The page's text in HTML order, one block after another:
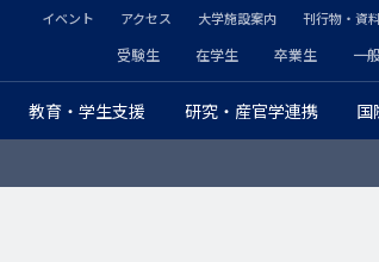
教育・学生支援 研究・産官学連携 国
ヘ
ッ
ダ
受験生 在学生 卒業生 一
ッ
ダ
ー
イベント アクセス 大学施設案内 刊行物・資